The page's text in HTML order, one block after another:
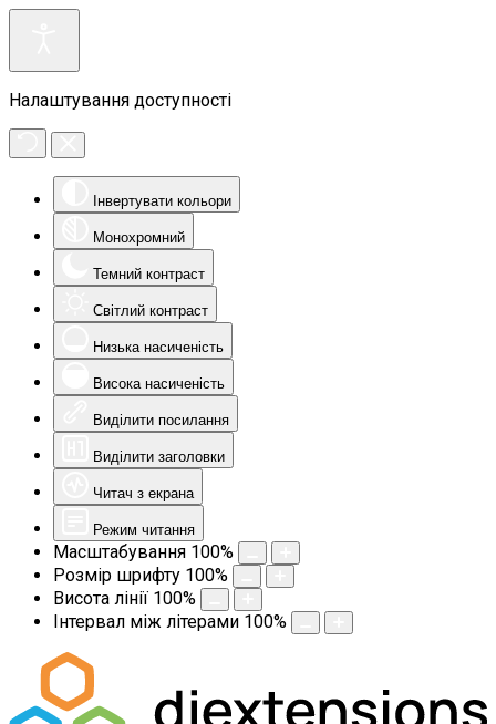
Налаштування доступності
Інвертувати кольори
Монохромний
Темний контраст
Світлий контраст
Низька насиченість
Висока насиченість
Виділити посилання
Виділити заголовки
Читач з екрана
Режим читання
Масштабування 100%
Розмір шрифту 100%
Висота лінії 100%
Інтервал між літерами 100%